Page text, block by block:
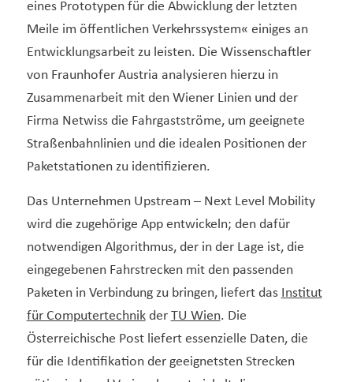
eines Prototypen für die Abwicklung der letzten
Meile im öffentlichen Verkehrssystem« einiges an
Entwicklungsarbeit zu leisten. Die Wissenschaftler
von Fraunhofer Austria analysieren hierzu in
Zusammenarbeit mit den Wiener Linien und der
Firma Netwiss die Fahrgastströme, um geeignete
Straßenbahnlinien und die idealen Positionen der
Paketstationen zu identifizieren.
Das Unternehmen Upstream – Next Level Mobility
wird die zugehörige App entwickeln; den dafür
notwendigen Algorithmus, der in der Lage ist, die
eingegebenen Fahrstrecken mit den passenden
Paketen in Verbindung zu bringen, liefert das Institut
für Computertechnikder TU Wien. Die
Österreichische Post liefert essenzielle Daten, die
für die Identifikation der geeignetsten Strecken